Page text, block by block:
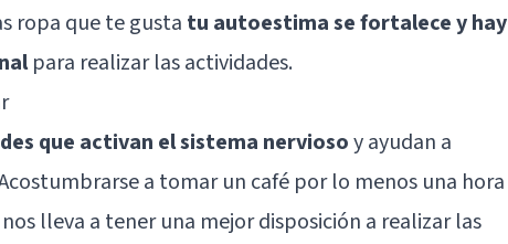
ropa que te gusta tu autoestima se fortalece y hay
para realizar las actividades.
que activan el sistema nerviosoy ayudan a
a tomar un café por lo menos una hora
lleva a tener una mejor disposición a realizar las